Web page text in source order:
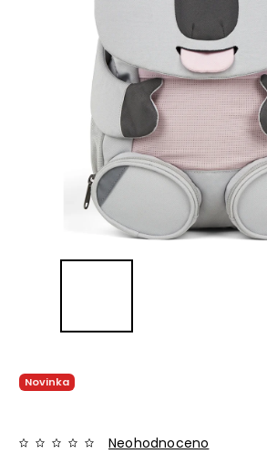
Novinka
Neohodnoceno